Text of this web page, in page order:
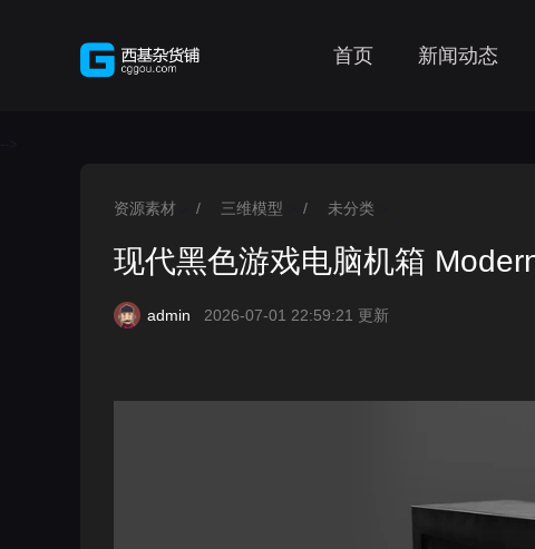
首页 新闻动态
-->
资源素材 / 三维模型 / 未分类
现代黑色游戏电脑机箱
admin 2026-07-01 22:59:21 更新